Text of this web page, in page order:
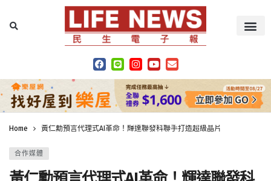
Home 黃仁勳預言代理式AI革命！輝達聯發科聯手打造超級晶片
合作媒體